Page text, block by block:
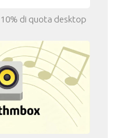
10% di quota desktop